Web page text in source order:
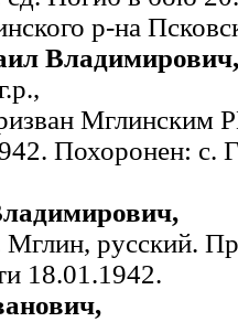
р-на
Владимирович,
Мглинским
Похоронен: с.
Мглин, русский.
18.01.1942.